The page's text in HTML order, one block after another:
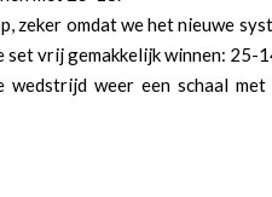
zeker omdat we het nieuwe
set vrij gemakkelijk winnen: 25-
weer een schaal met